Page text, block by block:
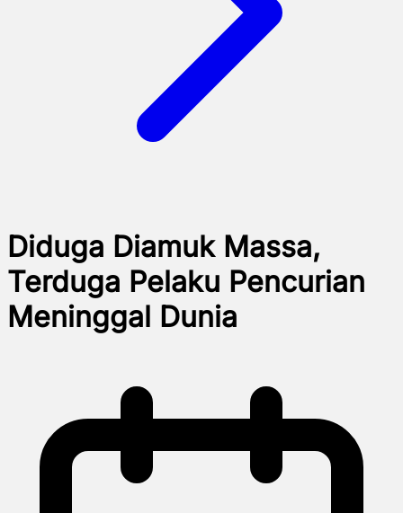
Diduga Diamuk Massa,
Terduga Pelaku Pencurian
Meninggal Dunia